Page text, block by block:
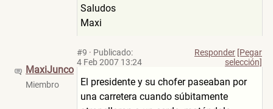
Saludos
Maxi
MaxiJunco
Miembro
#9 · Publicado:
4 Feb 2007 13:24
Responder [Pegar
selección]
El presidente y su chofer paseaban por
una carretera cuando súbitamente